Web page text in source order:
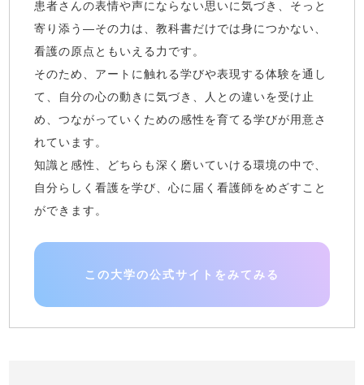
患者さんの表情や声にならない思いに気づき、そっと
寄り添う―その力は、教科書だけでは身につかない、
看護の原点ともいえる力です。
そのため、アートに触れる学びや表現する体験を通し
て、自分の心の動きに気づき、人との違いを受け止
め、つながっていくための感性を育てる学びが用意さ
れています。
知識と感性、どちらも深く磨いていける環境の中で、
自分らしく看護を学び、心に届く看護師をめざすこと
ができます。
この大学の公式サイトをみてみる